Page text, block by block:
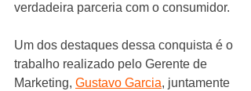
verdadeira parceria com o consumidor.
Um dos destaques dessa conquista é o
trabalho realizado pelo Gerente de
Marketing, Gustavo Garcia, juntamente